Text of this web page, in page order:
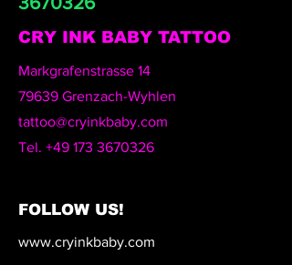
CRY INK BABY TATTOO
Markgrafenstrasse 14
79639 Grenzach-Wyhlen
tattoo@cryinkbaby.com
Tel. +49 173 3670326
FOLLOW US!
www.cryinkbaby.com